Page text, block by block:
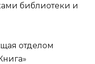
библиотеки и
отделом